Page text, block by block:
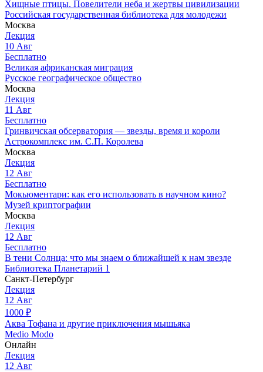
Хищные птицы. Повелители неба и жертвы цивилизации
Российская государственная библиотека для молодежи
Москва
Лекция
10 Авг
Бесплатно
Великая африканская миграция
Русское географическое общество
Москва
Лекция
11 Авг
Бесплатно
Гринвичская обсерватория — звезды, время и короли
Астрокомплекс им. С.П. Королева
Москва
Лекция
12 Авг
Бесплатно
Мокьюментари: как его использовать в научном кино?
Музей криптографии
Москва
Лекция
12 Авг
Бесплатно
В тени Солнца: что мы знаем о ближайшей к нам звезде
Библиотека Планетарий 1
Санкт-Петербург
Лекция
12 Авг
1000 ₽
Аква Тофана и другие приключения мышьяка
Medio Modo
Онлайн
Лекция
12 Авг